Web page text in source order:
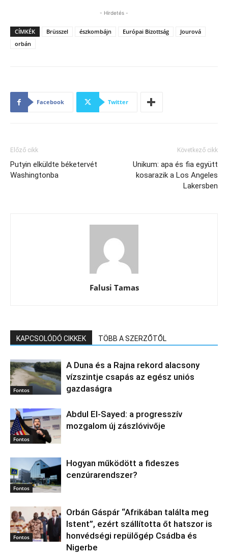
- Hirdetés -
CÍMKÉK Brüsszel észkombájn Európai Bizottság
Jourová
orbán
Facebook Twitter
Előző cikk
Putyin elküldte béketervét
Washingtonba
Következő cikk
Unikum: apa és fia együtt
kosarazik a Los Angeles
Lakersben
Falusi Tamas
KAPCSOLÓDÓ CIKKEK TÖBB A SZERZŐTŐL
Fontos
A Duna és a Rajna rekord alacsony
vízszintje csapás az egész uniós
gazdaságra
Fontos
Abdul El‑Sayed: a progresszív
mozgalom új zászlóvivője
Fontos
Hogyan működött a fideszes
cenzúrarendszer?
Fontos
Orbán Gáspár “Afrikában találta meg
Istent”, ezért szállította őt hatszor is
honvédségi repülőgép Csádba és
Nigerbe